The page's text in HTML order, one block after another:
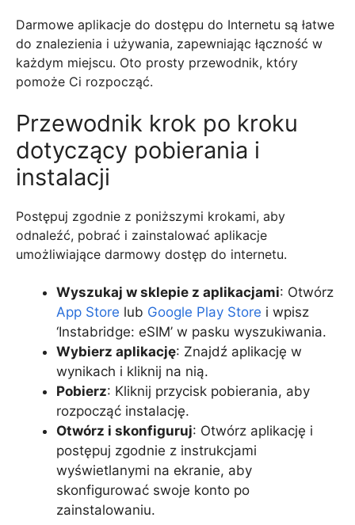
Darmowe aplikacje do dostępu do Internetu są łatwe
do znalezienia i używania, zapewniając łączność w
każdym miejscu. Oto prosty przewodnik, który
pomoże Ci rozpocząć.
Przewodnik krok po kroku
dotyczący pobierania i
instalacji
Postępuj zgodnie z poniższymi krokami, aby
odnaleźć, pobrać i zainstalować aplikacje
umożliwiające darmowy dostęp do internetu.
Wyszukaj w sklepie z aplikacjami: Otwórz
App Store lub Google Play Store i wpisz
‘Instabridge: eSIM’ w pasku wyszukiwania.
Wybierz aplikację: Znajdź aplikację w
wynikach i kliknij na nią.
Pobierz: Kliknij przycisk pobierania, aby
rozpocząć instalację.
Otwórz i skonfiguruj: Otwórz aplikację i
postępuj zgodnie z instrukcjami
wyświetlanymi na ekranie, aby
skonfigurować swoje konto po
zainstalowaniu.